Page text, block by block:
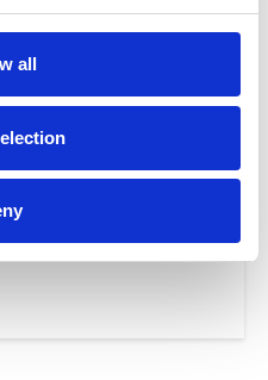
all
des
in Kleingruppen
Chatbots für die
getestet,